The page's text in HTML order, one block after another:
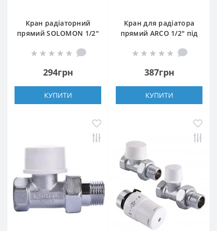
Кран радіаторний
прямий SOLOMON 1/2″
ущільнювачем 161405
294грн
КУПИТИ
Кран для радіатора
прямий ARCO 1/2″ під
387грн
КУПИТИ